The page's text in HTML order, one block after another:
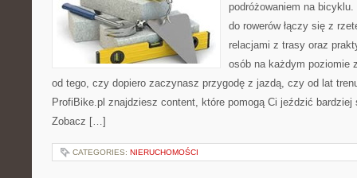
podróżowaniem na
do rowerów łączy się z
relacjami z trasy oraz
osób na każdym poziomie
od tego, czy dopiero zaczynasz przygodę z jazdą, czy od lat
ProfiBike.pl znajdziesz content, które pomogą Ci jeździć bardziej
Zobacz […]
CATEGORIES: NIERUCHOMOŚCI